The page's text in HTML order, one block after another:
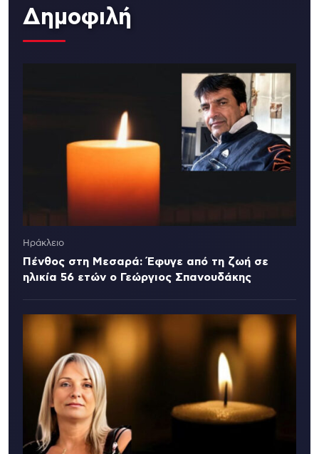
Δημοφιλή
Ηράκλειο
Πένθος στη Μεσαρά: Έφυγε από τη ζωή σε
ηλικία 56 ετών ο Γεώργιος Σπανουδάκης